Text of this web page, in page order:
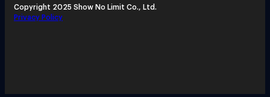
Copyright 2025 Show No Limit Co., Ltd.
Privacy Policy